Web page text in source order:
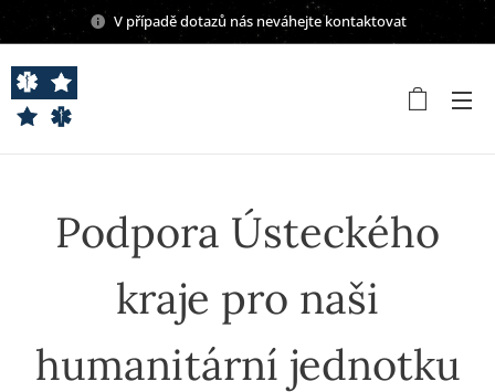
V případě dotazů nás neváhejte kontaktovat
Podpora Ústeckého
kraje pro naši
humanitární jednotku